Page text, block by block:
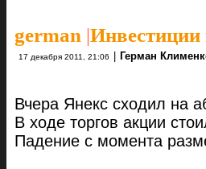
german |Инвестиции
17 декабря 2011, 21:06 | Герман
Вчера Янекс сходил на
В ходе торгов акции
Падение с момента